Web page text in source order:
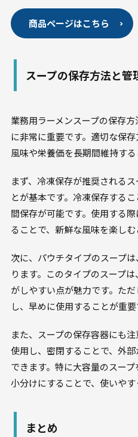
商品ページはこちら
スープの保存方法と管
業務用ラーメンスープの保存
に非常に重要です。適切な保
風味や栄養価を長期間維持する
まず、冷凍保存が推奨される
とが基本です。冷凍保存する
間保存が可能です。使用する
ることで、新鮮な風味を楽しむ
次に、パウチタイプのスープ
ります。このタイプのスープ
がしやすい点が魅力です。た
し、早めに使用することが重要
また、スープの保存容器にも
使用し、密閉することで、外
できます。特に大容量のスー
小分けにすることで、使いやす
まとめ